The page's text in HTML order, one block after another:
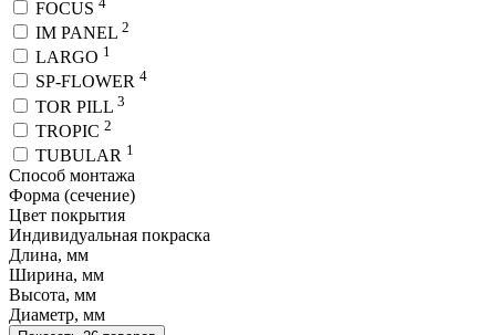
FOCUS
IM PANEL 2
LARGO 1
SP-FLOWER 4
TOR PILL 3
TROPIC 2
TUBULAR 1
Способ монтажа
Форма (сечение)
Цвет покрытия
Индивидуальная покраска
Длина, мм
Ширина, мм
Высота, мм
Диаметр, мм